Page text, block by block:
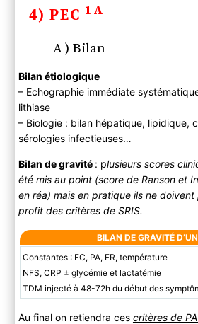
4) PEC 1A
A ) Bilan
Bilan étiologique
– Echographie immédiate
lithiase
– Biologie : bilan hépatique, lipidique,
sérologies infectieuses…
Bilan de gravité : plusieurs scores
été mis au point (score de Ranson et
en réa) mais en pratique ils ne
profit des critères de SRIS.
BILAN DE GRAVITÉ
Constantes : FC, PA, FR, température
NFS, CRP ± glycémie et lactatémie
TDM injecté à 48-72h du début des
Au final on retiendra ces critères de